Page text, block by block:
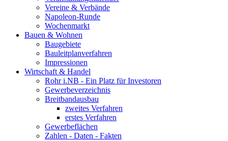
Vereine & Verbände
Napoleon-Runde
Wochenmarkt
Bauen & Wohnen
Baugebiete
Bauleitplanverfahren
Impressionen
Wirtschaft & Handel
Rohr i.NB - Ein Platz für Investoren
Gewerbeverzeichnis
Breitbandausbau
zweites Verfahren
erstes Verfahren
Gewerbeflächen
Zahlen - Daten - Fakten